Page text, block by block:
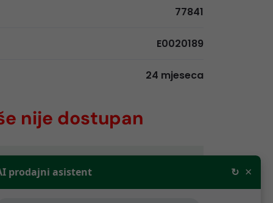
77841
E0020189
24 mjeseca
nije dostupan
cijene bez PDV-a. Za tvrtke
prodaju odobravamo popuste.
prodajni asistent ↻ ×